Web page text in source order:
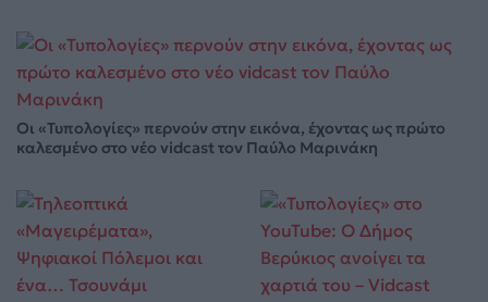
Οι «Τυπολογίες» περνούν στην εικόνα, έχοντας ως πρώτο
καλεσμένο στο νέο vidcast τον Παύλο Μαρινάκη